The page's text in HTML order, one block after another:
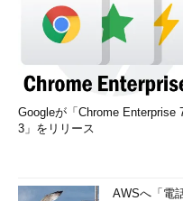
Googleが「Chrome Enterprise
3」をリリース
AWSへ「電